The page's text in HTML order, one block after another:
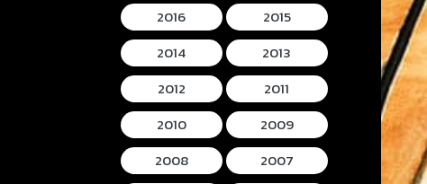
2016
2015
2014
2013
2012
2011
2010
2009
2008
2007